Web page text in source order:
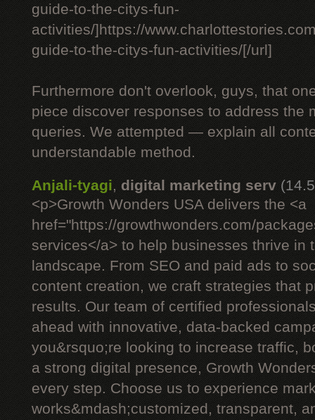
guide-to-the-citys-fun-
activities/]https://
guide-to-the-citys-fun-activities/[/url]
Furthermore don't overlook, guys, that
piece discover responses to address the
queries. We attempted — explain all
understandable method.
Anjali-tyagi, digital marketing serv
<p>Growth Wonders USA delivers the <a
href="https://growthwonders.com/
services</a> to help businesses thrive in
landscape. From SEO and paid ads to
content creation, we craft strategies that
results. Our team of certified
ahead with innovative, data-backed
you&rsquo;re looking to increase traffic,
a strong digital presence, Growth
every step. Choose us to experience
works&mdash;customized, transparent,